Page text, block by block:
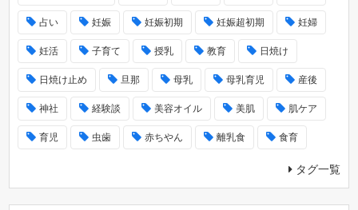
占い 妊娠 妊娠初期 妊娠超初期 妊婦
妊活 子育て 授乳 教育 日焼け
日焼け止め 旦那 母乳 母乳育児 産後
神社 経験談 美容オイル 美肌 肌ケア
育児 虫歯 赤ちやん 離乳食 食育
タグ一覧